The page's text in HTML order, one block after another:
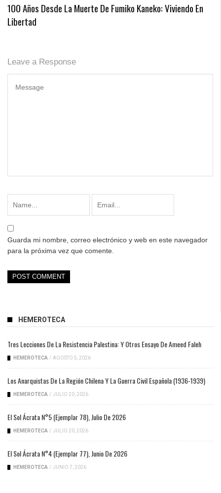
100 Años Desde La Muerte De Fumiko Kaneko: Viviendo En
Libertad
Leave a Response
Guarda mi nombre, correo electrónico y web en este navegador
para la próxima vez que comente.
HEMEROTECA
Tres Lecciones De La Resistencia Palestina: Y Otros Ensayo De Ameed Faleh
HEMEROTECA / AGOSTO 5, 2026
Los Anarquistas De La Región Chilena Y La Guerra Civil Española (1936-1939)
HEMEROTECA / JULIO 20, 2026
El Sol Ácrata N°5 (ejemplar 78), Julio De 2026
HEMEROTECA / JULIO 20, 2026
El Sol Ácrata N°4 (ejemplar 77), Junio De 2026
HEMEROTECA / JUNIO 7, 2026